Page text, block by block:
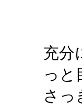
充分
っと
さっ